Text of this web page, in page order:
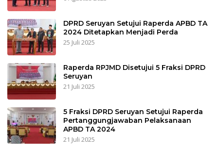
DPRD Seruyan Setujui Raperda APBD TA
2024 Ditetapkan Menjadi Perda
25 Juli 2025
Raperda RPJMD Disetujui 5 Fraksi DPRD
Seruyan
21 Juli 2025
5 Fraksi DPRD Seruyan Setujui Raperda
Pertanggungjawaban Pelaksanaan
APBD TA 2024
21 Juli 2025